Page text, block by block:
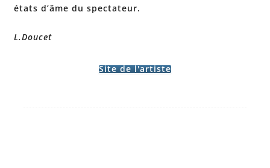
états d’âme du spectateur.
L.Doucet
Site de l'artiste